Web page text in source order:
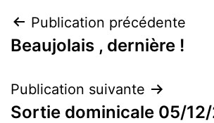
Navigation
de
l’article
Publication précédente
Beaujolais , dernière !
Publication suivante
Sortie dominicale 05/12/